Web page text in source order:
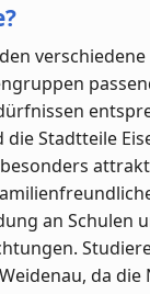
verschiedene
die Stadtteile
an Schulen
da die